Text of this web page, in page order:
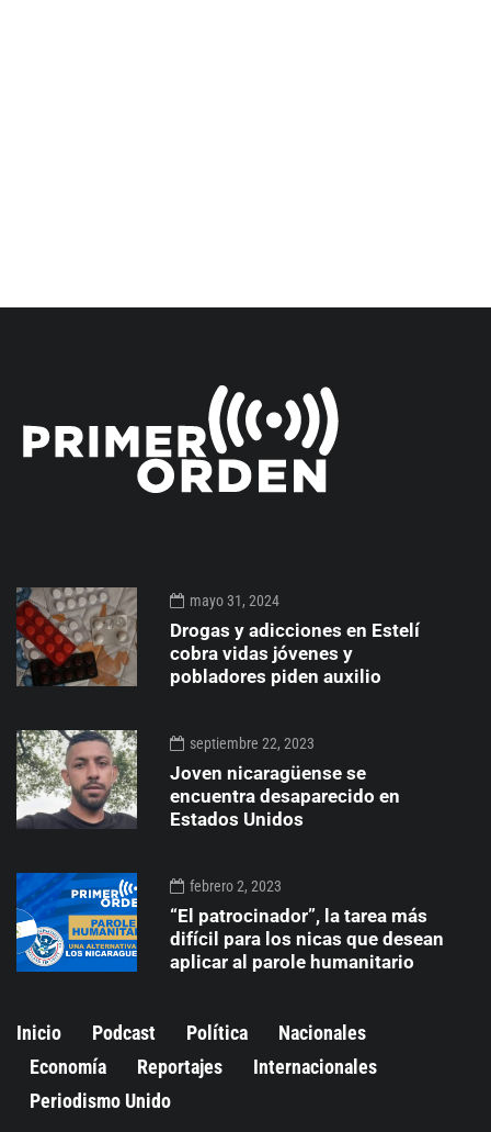
mayo 31, 2024
Drogas y adicciones en Estelí
cobra vidas jóvenes y
pobladores piden auxilio
septiembre 22, 2023
Joven nicaragüense se
encuentra desaparecido en
Estados Unidos
febrero 2, 2023
“El patrocinador”, la tarea más
difícil para los nicas que desean
aplicar al parole humanitario
Inicio Podcast Política
Nacionales
Economía
Reportajes
Internacionales
Periodismo Unido